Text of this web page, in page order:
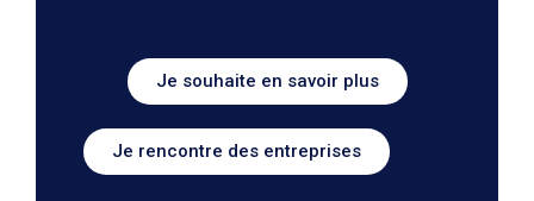
Je souhaite en savoir plus
Je rencontre des entreprises